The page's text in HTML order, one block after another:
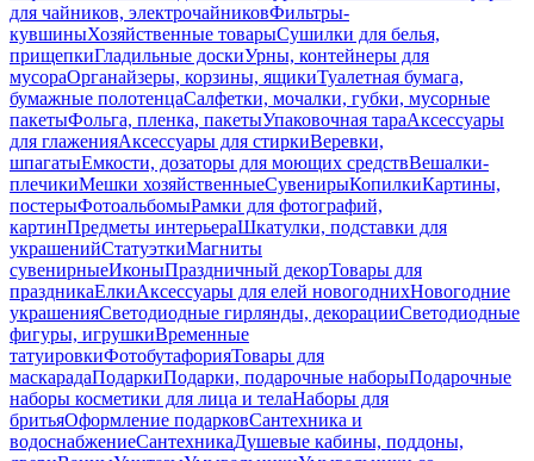
для чайников, электрочайниковФильтры-
кувшиныХозяйственные товарыСушилки для белья,
прищепкиГладильные доскиУрны, контейнеры для
мусораОрганайзеры, корзины, ящикиТуалетная бумага,
бумажные полотенцаСалфетки, мочалки, губки, мусорные
пакетыФольга, пленка, пакетыУпаковочная тараАксессуары
для глаженияАксессуары для стиркиВеревки,
шпагатыЕмкости, дозаторы для моющих средствВешалки-
плечикиМешки хозяйственныеСувенирыКопилкиКартины,
постерыФотоальбомыРамки для фотографий,
картинПредметы интерьераШкатулки, подставки для
украшенийСтатуэткиМагниты
сувенирныеИконыПраздничный декорТовары для
праздникаЕлкиАксессуары для елей новогоднихНовогодние
украшенияСветодиодные гирлянды, декорацииСветодиодные
фигуры, игрушкиВременные
татуировкиФотобутафорияТовары для
маскарадаПодаркиПодарки, подарочные наборыПодарочные
наборы косметики для лица и телаНаборы для
бритьяОформление подарковСантехника и
водоснабжениеСантехникаДушевые кабины, поддоны,